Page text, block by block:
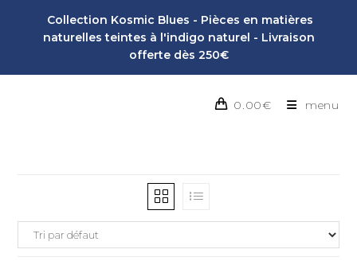
Collection Kosmic Blues - Pièces en matières
naturelles teintes à l'indigo naturel - Livraison
offerte dès 250€
0.00€ menu